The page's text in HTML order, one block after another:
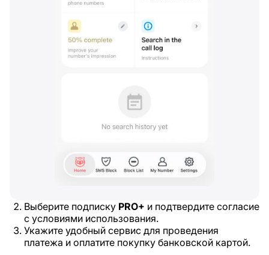
Выберите подписку PRO+ и подтвердите согласие
с условиями использования.
Укажите удобный сервис для проведения
платежа и оплатите покупку банковской картой.